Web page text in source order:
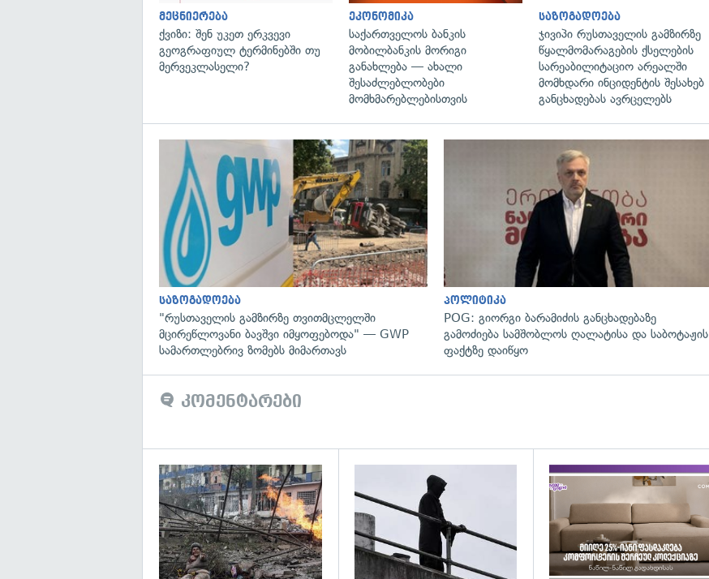
მეცნიერება
ქვიზი: შენ უკეთ ერკვევი
გეოგრაფიულ ტერმინებში თუ
მერვეკლასელი?
ეკონომიკა
საქართველოს ბანკის
მობილბანკის მორიგი
განახლება — ახალი
შესაძლებლობები
მომხმარებლებისთვის
საზოგადოება
ჯივიპი რუსთაველის გამზირზე
წყალმომარაგების ქსელების
სარეაბილიტაციო არეალში
მომხდარი ინციდენტის შესახებ
განცხადებას ავრცელებს
საზოგადოება
"რუსთაველის გამზირზე თვითმცლელში
მცირეწლოვანი ბავშვი იმყოფებოდა" — GWP
სამართლებრივ ზომებს მიმართავს
პოლიტიკა
POG: გიორგი ბარამიძის განცხადებაზე
გამოძიება სამშობლოს ღალატისა და საბოტაჟის
ფაქტზე დაიწყო
კომენტარები
გადახედვა